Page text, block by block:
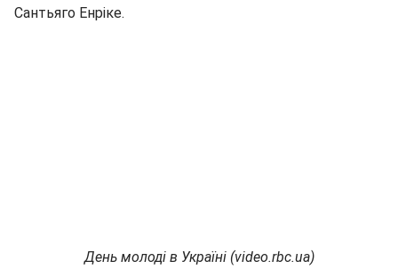
Сантьяго Енріке.
День молоді в Україні (video.rbc.ua)